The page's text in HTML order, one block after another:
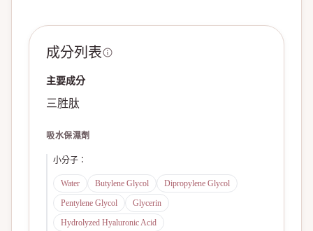
成分列表
主要成分
三胜肽
吸水保濕劑
小分子 ：
Water Butylene Glycol
Dipropylene Glycol
Pentylene Glycol
Glycerin
Hydrolyzed Hyaluronic Acid